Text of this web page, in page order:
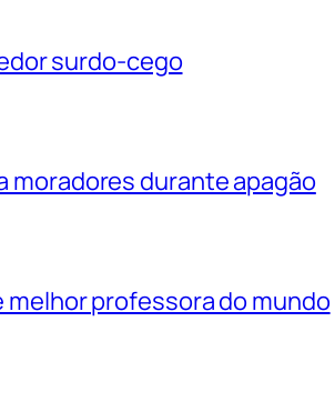
surdo-cego
moradores durante apagão
melhor professora do mundo